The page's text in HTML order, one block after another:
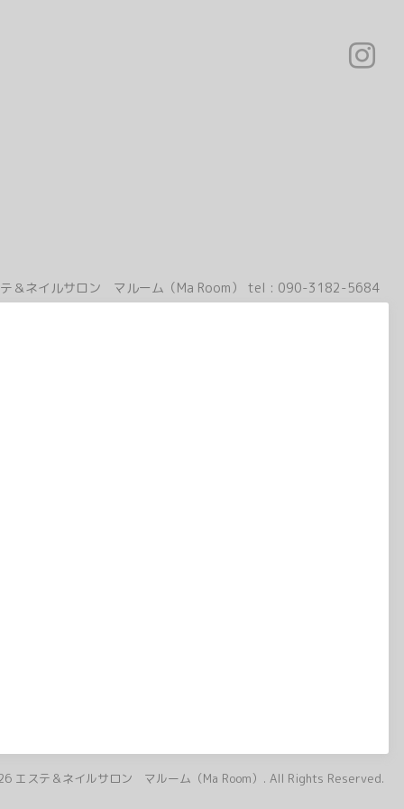
＆ネイルサロン マルーム（Ma Room） tel : 090-3182-5684
エステ＆ネイルサロン マルーム（Ma Room） . All Rights Reserved.